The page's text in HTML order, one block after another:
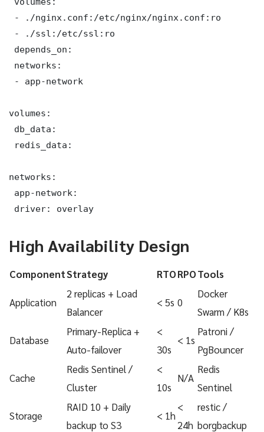
- ./nginx.conf:/etc/nginx/nginx.conf:ro
- ./ssl:/etc/ssl:ro
depends_on:
networks:
- app-network
volumes:
db_data:
redis_data:
networks:
app-network:
driver: overlay
High Availability Design
ComponentStrategy RTORPOTools
Application
2 replicas + Load
Balancer
< 5s 0
Docker
Swarm / K8s
Database
Primary-Replica +
Auto-failover
<
30s
< 1s
Patroni /
PgBouncer
Cache
Redis Sentinel /
Cluster
<
10s
N/A
Redis
Sentinel
Storage
RAID 10 + Daily
backup to S3
< 1h
<
24h
restic /
borgbackup